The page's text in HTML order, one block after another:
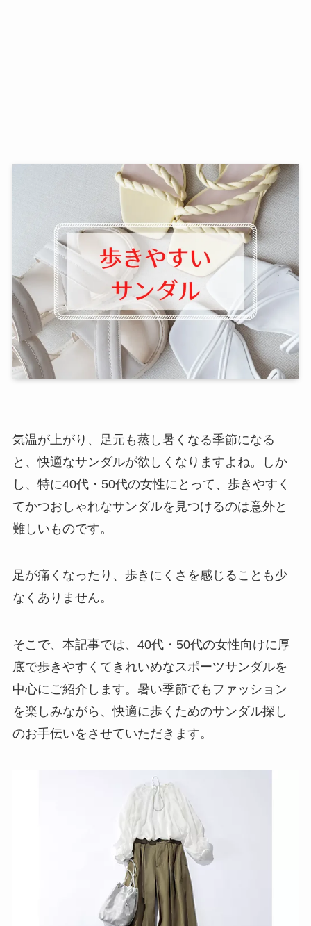
気温が上がり、足元も蒸し暑くなる季節になる
と、快適なサンダルが欲しくなりますよね。しか
し、特に40代・50代の女性にとって、歩きやすく
てかつおしゃれなサンダルを見つけるのは意外と
難しいものです。
足が痛くなったり、歩きにくさを感じることも少
なくありません。
そこで、本記事では、40代・50代の女性向けに厚
底で歩きやすくてきれいめなスポーツサンダルを
中心にご紹介します。暑い季節でもファッション
を楽しみながら、快適に歩くためのサンダル探し
のお手伝いをさせていただきます。